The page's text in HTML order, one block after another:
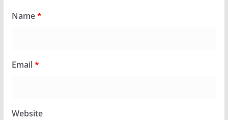
Name*
Email*
Website